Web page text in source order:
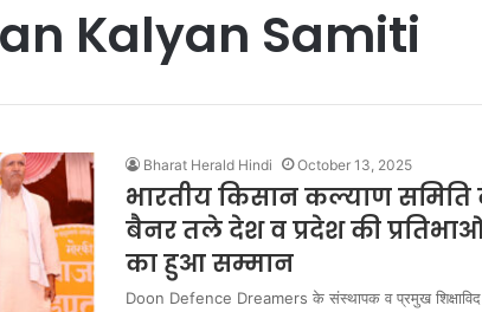
Kalyan Samiti
Bharat Herald Hindi October 13, 2025
भारतीय किसान कल्याण
बैनर तले देश व प्रदेश की
का हुआ सम्मान
Doon Defence Dreamers के संस्थापक व प्रमुख शिक्षाविद